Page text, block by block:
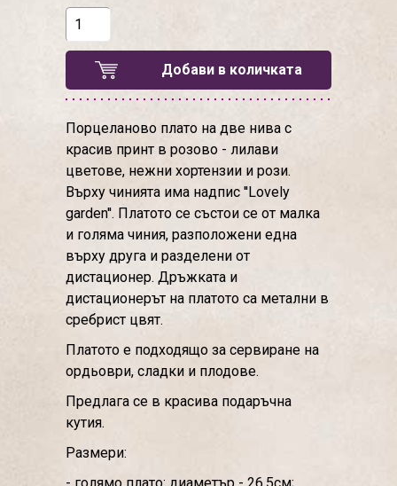
Добави в количката
Порцеланово плато на две нива с
красив принт в розово - лилави
цветове, нежни хортензии и рози.
Върху чинията има надпис ''Lovely
garden''. Платото се състои се от малка
и голяма чиния, разположени една
върху друга и разделени от
дистационер. Дръжката и
дистационерът на платото са метални в
сребрист цвят.
Платото е подходящо за сервиране на
ордьоври, сладки и плодове.
Предлага се в красива подаръчна
кутия.
Размери: